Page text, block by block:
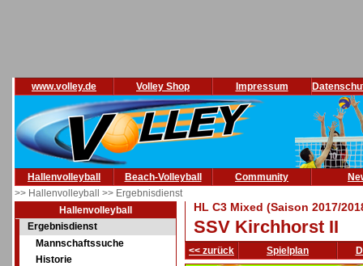
www.volley.de Volley Shop Impressum
Hallenvolleyball Beach-Volleyball Community
>> Hallenvolleyball >> Ergebnisdienst
Hallenvolleyball
Ergebnisdienst
Mannschaftssuche
Historie
HL C3 Mixed (Saison 2017/
SSV Kirchhorst II
<< zurück Spielplan